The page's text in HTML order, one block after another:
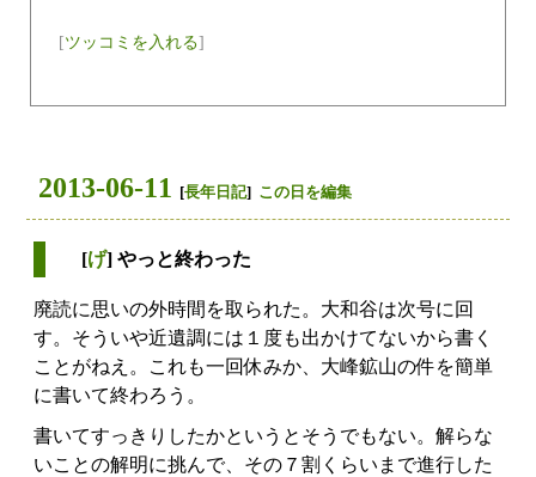
[ツッコミを入れる]
2013-06-11 [長年日記] この日を編集
[げ] やっと終わった
廃読に思いの外時間を取られた。大和谷は次号に回
す。そういや近遺調には１度も出かけてないから書く
ことがねえ。これも一回休みか、大峰鉱山の件を簡単
に書いて終わろう。
書いてすっきりしたかというとそうでもない。解らな
いことの解明に挑んで、その７割くらいまで進行した